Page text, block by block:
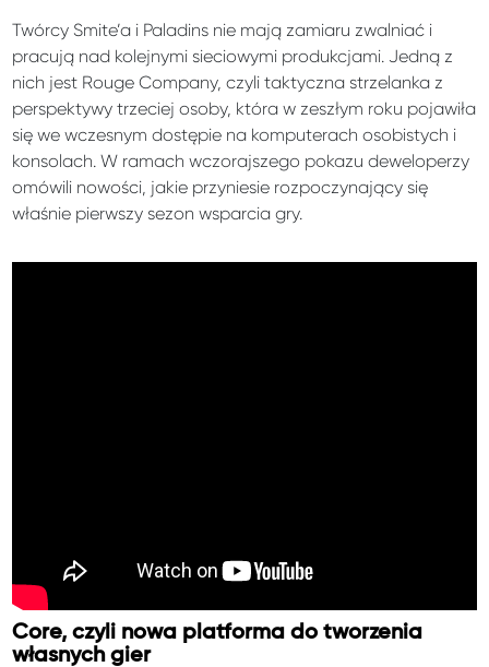
Twórcy Smite’a i Paladins nie mają zamiaru zwalniać i
pracują nad kolejnymi sieciowymi produkcjami. Jedną z
nich jest Rouge Company, czyli taktyczna strzelanka z
perspektywy trzeciej osoby, która w zeszłym roku pojawiła
się we wczesnym dostępie na komputerach osobistych i
konsolach. W ramach wczorajszego pokazu deweloperzy
omówili nowości, jakie przyniesie rozpoczynający się
właśnie pierwszy sezon wsparcia gry.
Core, czyli nowa platforma do tworzenia
własnych gier